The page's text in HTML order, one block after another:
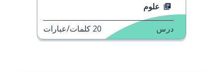
علوم
درس 20 كلمات/عبارات